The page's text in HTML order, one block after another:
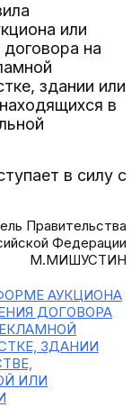
или
на
здании или
в
в силу с
Правительства
Федерации
М.МИШУСТИН
АУКЦИОНА
ДОГОВОРА
ЗДАНИИ
ИЛИ